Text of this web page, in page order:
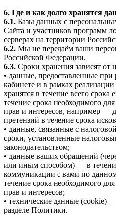
6. Где и как долго хранятся
6.1. Базы данных с
Сайта и участников программ
серверах на территории
6.2. Мы не передаём ваши
Российской Федерации.
6.3. Сроки хранения зависят от
• данные, предоставленные
кабинете и в рамках
хранятся в течение всего срока
течение срока необходимого
прав и интересов, например —
претензий в течение срока
• данные, связанные с
сроки, установленные
законодательством;
• данные ваших обращений
или иным способом) — в
коммуникации с вами по
течение срока необходимого
прав и интересов;
• технические данные (cookie)
разделе Политики.